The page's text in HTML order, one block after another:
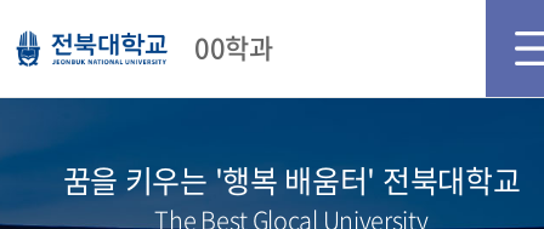
00학과
꿈을 키우는 '행복 배움터' 전북대학교
The Best Glocal University